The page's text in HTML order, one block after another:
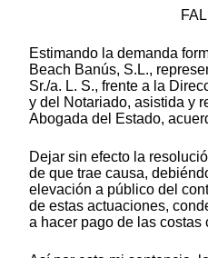
Estimando la demanda
Beach Banús, S.L.,
Sr./a. L. S., frente a la
y del Notariado, asistida y
Abogada del Estado,
Dejar sin efecto la
de que trae causa,
elevación a público del
de estas actuaciones,
a hacer pago de las costas